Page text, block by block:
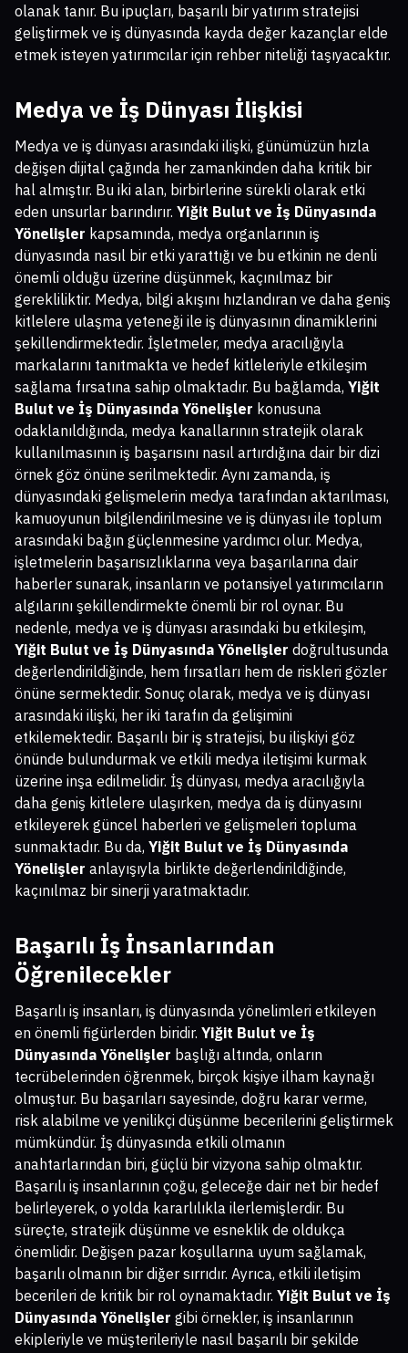
olanak tanır. Bu ipuçları, başarılı bir yatırım stratejisi
geliştirmek ve iş dünyasında kayda değer kazançlar elde
etmek isteyen yatırımcılar için rehber niteliği taşıyacaktır.
Medya ve İş Dünyası İlişkisi
Medya ve iş dünyası arasındaki ilişki, günümüzün hızla
değişen dijital çağında her zamankinden daha kritik bir
hal almıştır. Bu iki alan, birbirlerine sürekli olarak etki
eden unsurlar barındırır. Yiğit Bulut ve İş Dünyasında
Yönelişler kapsamında, medya organlarının iş
dünyasında nasıl bir etki yarattığı ve bu etkinin ne denli
önemli olduğu üzerine düşünmek, kaçınılmaz bir
gerekliliktir. Medya, bilgi akışını hızlandıran ve daha geniş
kitlelere ulaşma yeteneği ile iş dünyasının dinamiklerini
şekillendirmektedir. İşletmeler, medya aracılığıyla
markalarını tanıtmakta ve hedef kitleleriyle etkileşim
sağlama fırsatına sahip olmaktadır. Bu bağlamda, Yiğit
Bulut ve İş Dünyasında Yönelişler konusuna
odaklanıldığında, medya kanallarının stratejik olarak
kullanılmasının iş başarısını nasıl artırdığına dair bir dizi
örnek göz önüne serilmektedir. Aynı zamanda, iş
dünyasındaki gelişmelerin medya tarafından aktarılması,
kamuoyunun bilgilendirilmesine ve iş dünyası ile toplum
arasındaki bağın güçlenmesine yardımcı olur. Medya,
işletmelerin başarısızlıklarına veya başarılarına dair
haberler sunarak, insanların ve potansiyel yatırımcıların
algılarını şekillendirmekte önemli bir rol oynar. Bu
nedenle, medya ve iş dünyası arasındaki bu etkileşim,
Yiğit Bulut ve İş Dünyasında Yönelişler doğrultusunda
değerlendirildiğinde, hem fırsatları hem de riskleri gözler
önüne sermektedir. Sonuç olarak, medya ve iş dünyası
arasındaki ilişki, her iki tarafın da gelişimini
etkilemektedir. Başarılı bir iş stratejisi, bu ilişkiyi göz
önünde bulundurmak ve etkili medya iletişimi kurmak
üzerine inşa edilmelidir. İş dünyası, medya aracılığıyla
daha geniş kitlelere ulaşırken, medya da iş dünyasını
etkileyerek güncel haberleri ve gelişmeleri topluma
sunmaktadır. Bu da, Yiğit Bulut ve İş Dünyasında
Yönelişler anlayışıyla birlikte değerlendirildiğinde,
kaçınılmaz bir sinerji yaratmaktadır.
Başarılı İş İnsanlarından
Öğrenilecekler
Başarılı iş insanları, iş dünyasında yönelimleri etkileyen
en önemli figürlerden biridir. Yiğit Bulut ve İş
Dünyasında Yönelişler başlığı altında, onların
tecrübelerinden öğrenmek, birçok kişiye ilham kaynağı
olmuştur. Bu başarıları sayesinde, doğru karar verme,
risk alabilme ve yenilikçi düşünme becerilerini geliştirmek
mümkündür. İş dünyasında etkili olmanın
anahtarlarından biri, güçlü bir vizyona sahip olmaktır.
Başarılı iş insanlarının çoğu, geleceğe dair net bir hedef
belirleyerek, o yolda kararlılıkla ilerlemişlerdir. Bu
süreçte, stratejik düşünme ve esneklik de oldukça
önemlidir. Değişen pazar koşullarına uyum sağlamak,
başarılı olmanın bir diğer sırrıdır. Ayrıca, etkili iletişim
becerileri de kritik bir rol oynamaktadır. Yiğit Bulut ve İş
Dünyasında Yönelişler gibi örnekler, iş insanlarının
ekipleriyle ve müşterileriyle nasıl başarılı bir şekilde